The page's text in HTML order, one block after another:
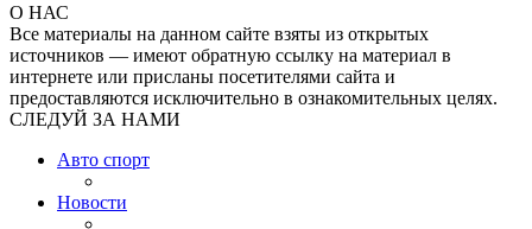
О НАС
Все материалы на данном сайте взяты из открытых
источников — имеют обратную ссылку на материал в
интернете или присланы посетителями сайта и
предоставляются исключительно в ознакомительных целях.
СЛЕДУЙ ЗА НАМИ
Авто спорт
Новости